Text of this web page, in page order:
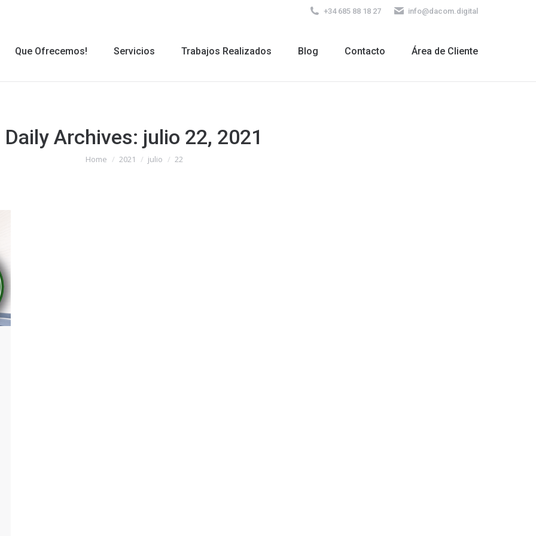
+34 685 88 18 27 info@dacom.digital
Que Ofrecemos! Servicios Trabajos Realizados Blog Contacto Área de Cliente
Daily Archives: julio 22, 2021
You are here:
Home 2021 julio 22
Área de Cliente